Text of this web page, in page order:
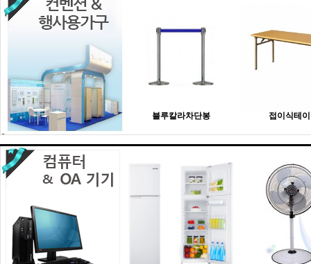
블루칼라차단봉 접이식테